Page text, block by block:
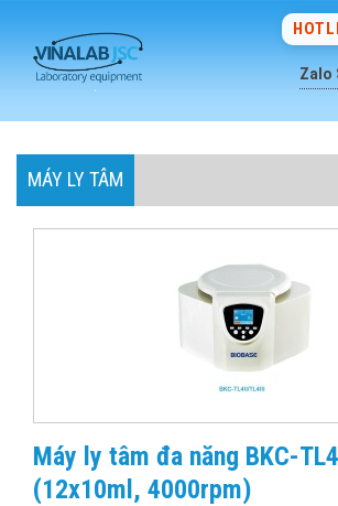
Zalo
MÁY LY TÂM
Máy ly tâm đa năng BKC-
(12x10ml, 4000rpm)